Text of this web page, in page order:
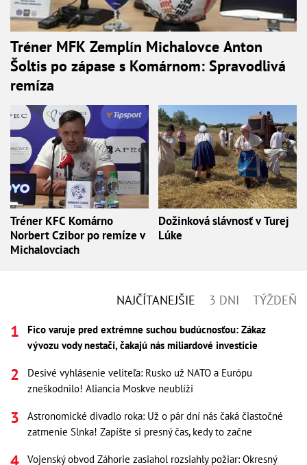
Tréner MFK Zemplín Michalovce Anton
Šoltis po zápase s Komárnom: Spravodlivá
remíza
Tréner KFC Komárno
Norbert Czibor po remíze v
Michalovciach
Dožinková slávnosť v Turej
Lúke
NAJČÍTANEJŠIE 3 DNI TÝŽDEŇ
Fico varuje pred extrémne suchou budúcnosťou: Zákaz
vývozu vody nestačí, čakajú nás miliardové investície
Desivé vyhlásenie veliteľa: Rusko už NATO a Európu
zneškodnilo! Aliancia Moskve neublíži
Astronomické divadlo roka: Už o pár dní nás čaká čiastočné
zatmenie Slnka! Zapíšte si presný čas, kedy to začne
Vojenský obvod Záhorie zasiahol rozsiahly požiar: Okresný